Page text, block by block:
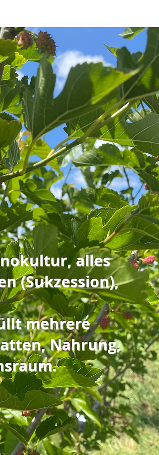
alles
(Sukzession),
mehrere
Nahrung,